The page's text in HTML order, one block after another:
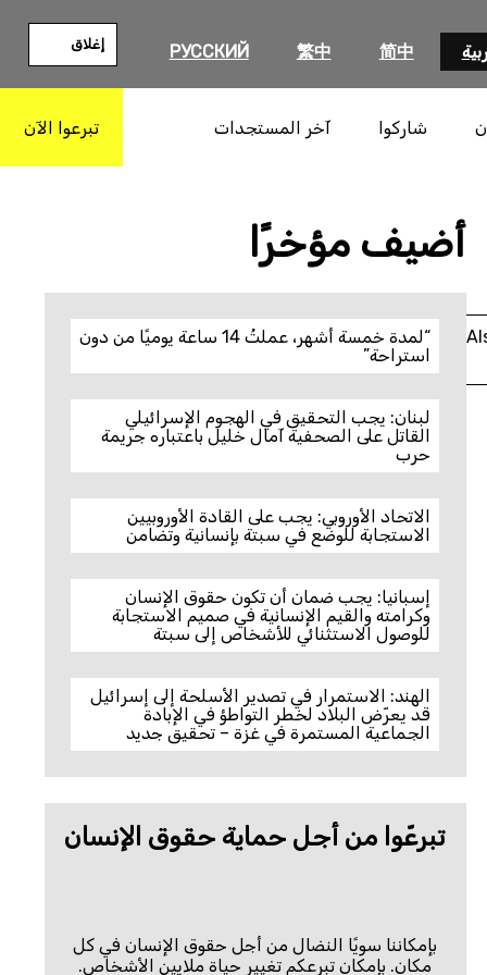
简中
繁中
РУССКИЙ إغلاق
شاركوا آخر المستجدات تبرعوا الآن
أضيف مؤخرًا
“لمدة خمسة أشهر، عملتُ 14 ساعة يوميًا من دون
استراحة”
لبنان: يجب التحقيق في الهجوم الإسرائيلي
القاتل على الصحفية آمال خليل باعتباره جريمة
حرب
الاتحاد الأوروبي: يجب على القادة الأوروبيين
الاستجابة للوضع في سبتة بإنسانية وتضامن
إسبانيا: يجب ضمان أن تكون حقوق الإنسان
وكرامته والقيم الإنسانية في صميم الاستجابة
للوصول الاستثنائي للأشخاص إلى سبتة
الهند: الاستمرار في تصدير الأسلحة إلى إسرائيل
قد يعرّض البلاد لخطر التواطؤ في الإبادة
الجماعية المستمرة في غزة – تحقيق جديد
تبرعّوا من أجل حماية حقوق الإنسان
بإمكاننا سويًا النضال من أجل حقوق الإنسان في كل
مكان. بإمكان تبرعكم تغيير حياة ملايين الأشخاص.